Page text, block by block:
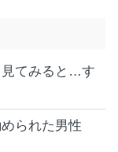
見てみると…す
られた男性